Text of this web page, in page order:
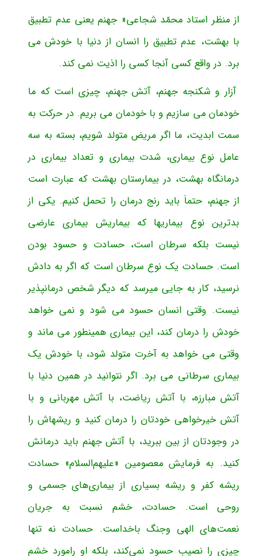
از منظر استاد محمّد شجاعی« جهنم یعنی عدم تطبیق
با بهشت، عدم تطبیق را انسان از دنیا با خودش می
برد. در واقع کسی آنجا کسی را اذیت نمی کند.
آزار و شکنجه جهنم، آتش جهنم، چیزی است که ما
خودمان می سازیم و با خودمان می بریم. در حرکت به
سمت ابدیت، ما اگر مریض متولد شویم، بسته به سه
عامل نوع بیماری، شدت بیماری و تعداد بیماری در
درمانگاه بهشت، در بیمارستان بهشت که عبارت است
از جهنم، حتماَ باید رنج درمان را تحمل کنیم. یکی از
بدترین نوع بیماریها که بیماریش بیماری عارضی
نیست بلکه سرطان است، حسادت و حسود بودن
است. حسادت یک نوع سرطان است که اگر به دادش
نرسید، کار به جایی میرسد که دیگر شخص درمان­پذیر
نیست. وقتی انسان حسود می شود و نمی خواهد
خودش را درمان کند، این بیماری همینطور می ماند و
وقتی می خواهد به آخرت متولد شود، با خودش یک
بیماری سرطانی می برد. اگر نتوانید در همین دنیا با
آتش مبارزه، با آتش ریاضت، با آتش مهربانی و با
آتش خیرخواهی خودتان را درمان کنید و ریشه­اش را
در وجودتان از بین ببرید، با آتش جهنم باید درمانش
کنید. به فرمایش معصومین «علیهم‌السلام» حسادت
ریشه کفر و ریشه بسیاری از بیماری‌های جسمی و
روحی است. حسادت، خشم نسبت به جریان
نعمت‌های الهی وجنگ باخداست. حسادت نه تنها
چیزی را نصیب حسود نمی‌کند، بلکه او رامورد خشم